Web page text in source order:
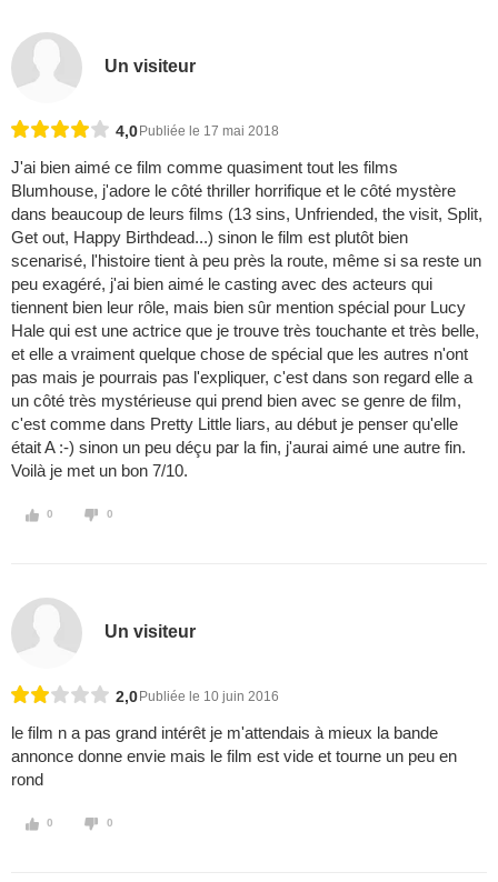
Un visiteur
4,0 Publiée le 17 mai 2018
J'ai bien aimé ce film comme quasiment tout les films
Blumhouse, j'adore le côté thriller horrifique et le côté mystère
dans beaucoup de leurs films (13 sins, Unfriended, the visit, Split,
Get out, Happy Birthdead...) sinon le film est plutôt bien
scenarisé, l'histoire tient à peu près la route, même si sa reste un
peu exagéré, j'ai bien aimé le casting avec des acteurs qui
tiennent bien leur rôle, mais bien sûr mention spécial pour Lucy
Hale qui est une actrice que je trouve très touchante et très belle,
et elle a vraiment quelque chose de spécial que les autres n'ont
pas mais je pourrais pas l'expliquer, c'est dans son regard elle a
un côté très mystérieuse qui prend bien avec se genre de film,
c'est comme dans Pretty Little liars, au début je penser qu'elle
était A :-) sinon un peu déçu par la fin, j'aurai aimé une autre fin.
Voilà je met un bon 7/10.
0 0
Un visiteur
2,0 Publiée le 10 juin 2016
le film n a pas grand intérêt je m'attendais à mieux la bande
annonce donne envie mais le film est vide et tourne un peu en
rond
0 0